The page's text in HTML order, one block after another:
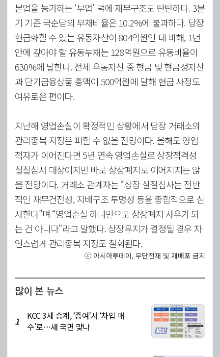
본업을 능가하는 ‘부업’ 덕에 재무구조도 탄탄하다. 3분
기 기준 국순당의 부채비율은 10.2%에 불과하다. 당장
현금화할 수 있는 유동자산이 804억원인 데 비해, 1년
안에 갚아야 할 유동부채는 128억원으로 유동비율이
630%에 달한다. 전체 유동자산 중 현금 및 현금성자산
과 단기금융상품 총액이 500억원에 달해 현금 사정도
여유로운 편이다.
지난해 영업손실이 확정적인 상황에서 당장 거래소의
관리종목 지정은 피할 수 없을 전망이다. 올해도 영업
적자가 이어진다면 5년 연속 영업손실로 상장적격성
실질심사 대상이지만 바로 상장폐지로 이어지지는 않
을 전망이다. 거래소 관계자는 “상장 실질심사는 전반
적인 재무건전성, 지배구조 투명성 등을 종합적으로 심
사한다”며 “영업손실 하나만으로 상장폐지 사유가 되
는 건 아니다”라고 말했다. 상장유지가 결정될 경우 자
연스럽게 관리종목 지정도 철회된다.
ⓒ 아시아투데이, 무단전재 및 재배포 금지
많이 본 뉴스
1
KCC 3세 승계, ‘증여’서 ‘차입 매
수’로…새 국면 맞나